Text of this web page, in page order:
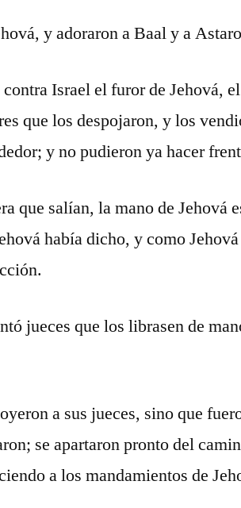
y adoraron a Baal y a
Israel el furor de Jehová,
que los despojaron, y los
y no pudieron ya hacer
que salían, la mano de Jehová
había dicho, y como
jueces que los librasen de
a sus jueces, sino que
se apartaron pronto del
a los mandamientos de